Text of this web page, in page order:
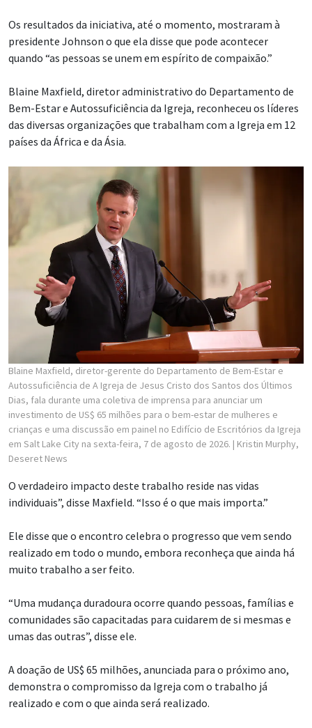
Os resultados da iniciativa, até o momento, mostraram à
presidente Johnson o que ela disse que pode acontecer
quando “as pessoas se unem em espírito de compaixão.”
Blaine Maxfield, diretor administrativo do Departamento de
Bem-Estar e Autossuficiência da Igreja, reconheceu os líderes
das diversas organizações que trabalham com a Igreja em 12
países da África e da Ásia.
Blaine Maxfield, diretor-gerente do Departamento de Bem-Estar e
Autossuficiência de A Igreja de Jesus Cristo dos Santos dos Últimos
Dias, fala durante uma coletiva de imprensa para anunciar um
investimento de US$ 65 milhões para o bem-estar de mulheres e
crianças e uma discussão em painel no Edifício de Escritórios da Igreja
em Salt Lake City na sexta-feira, 7 de agosto de 2026. | Kristin Murphy,
Deseret News
O verdadeiro impacto deste trabalho reside nas vidas
individuais”, disse Maxfield. “Isso é o que mais importa.”
Ele disse que o encontro celebra o progresso que vem sendo
realizado em todo o mundo, embora reconheça que ainda há
muito trabalho a ser feito.
“Uma mudança duradoura ocorre quando pessoas, famílias e
comunidades são capacitadas para cuidarem de si mesmas e
umas das outras”, disse ele.
A doação de US$ 65 milhões, anunciada para o próximo ano,
demonstra o compromisso da Igreja com o trabalho já
realizado e com o que ainda será realizado.